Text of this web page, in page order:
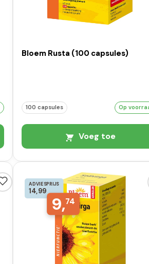
Bloem Rusta (100 capsules)
100 capsules Op
Voeg toe
ADVIESPRIJS
14,99
9,74